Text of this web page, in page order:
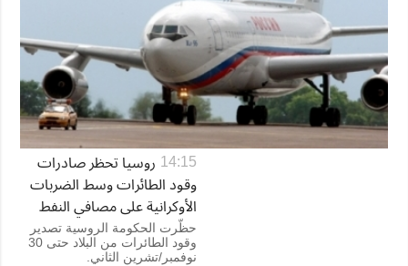
14:15 روسيا تحظر صادرات
وقود الطائرات وسط الضربات
الأوكرانية على مصافي النفط
حظّرت الحكومة الروسية تصدير
وقود الطائرات من البلاد حتى 30
نوفمبر/تشرين الثاني.